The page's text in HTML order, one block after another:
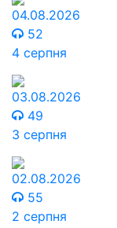
04.08.2026
52
4 серпня
03.08.2026
49
3 серпня
02.08.2026
55
2 серпня